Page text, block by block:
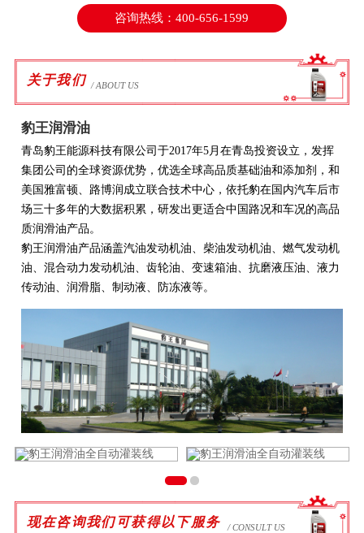
咨询热线：400-656-1599
关于我们 / ABOUT US
豹王润滑油
青岛豹王能源科技有限公司于2017年5月在青岛投资设立，发挥
集团公司的全球资源优势，优选全球高品质基础油和添加剂，和
美国雅富顿、路博润成立联合技术中心，依托豹在国内汽车后市
场三十多年的大数据积累，研发出更适合中国路况和车况的高品
质润滑油产品。
豹王润滑油产品涵盖汽油发动机油、柴油发动机油、燃气发动机
油、混合动力发动机油、齿轮油、变速箱油、抗磨液压油、液力
传动油、润滑脂、制动液、防冻液等。
现在咨询我们可获得以下服务 / CONSULT US